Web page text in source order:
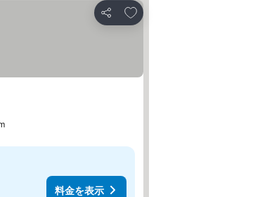
シェア
お気に入りに追加
料金を表示